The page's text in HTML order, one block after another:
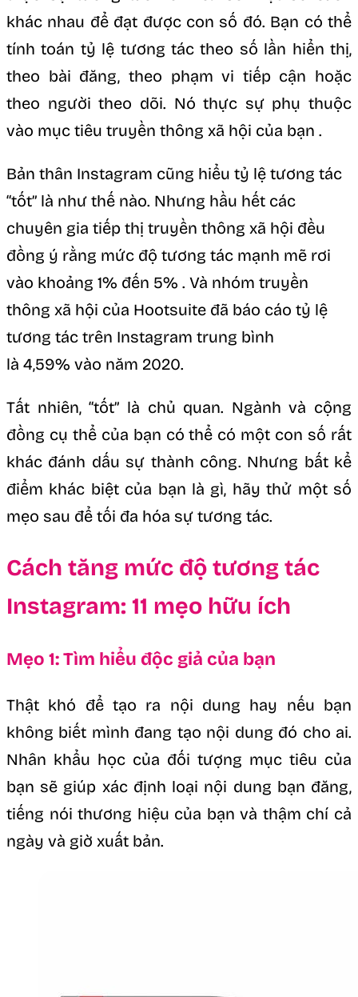
khác nhau để đạt được con số đó. Bạn có thể
tính toán tỷ lệ tương tác theo số lần hiển thị,
theo bài đăng, theo phạm vi tiếp cận hoặc
theo người theo dõi. Nó thực sự phụ thuộc
vào mục tiêu truyền thông xã hội của bạn .
Bản thân Instagram cũng hiểu tỷ lệ tương tác
“tốt” là như thế nào. Nhưng hầu hết các
chuyên gia tiếp thị truyền thông xã hội đều
đồng ý rằng mức độ tương tác mạnh mẽ rơi
vào khoảng 1% đến 5% . Và nhóm truyền
thông xã hội của Hootsuite đã báo cáo tỷ lệ
tương tác trên Instagram trung bình
là 4,59% vào năm 2020.
Tất nhiên, “tốt” là chủ quan. Ngành và cộng
đồng cụ thể của bạn có thể có một con số rất
khác đánh dấu sự thành công. Nhưng bất kể
điểm khác biệt của bạn là gì, hãy thử một số
mẹo sau để tối đa hóa sự tương tác.
Cách tăng mức độ tương tác
Instagram: 11 mẹo hữu ích
Mẹo 1: Tìm hiểu độc giả của bạn
Thật khó để tạo ra nội dung hay nếu bạn
không biết mình đang tạo nội dung đó cho ai.
Nhân khẩu học của đối tượng mục tiêu của
bạn sẽ giúp xác định loại nội dung bạn đăng,
tiếng nói thương hiệu của bạn và thậm chí cả
ngày và giờ xuất bản.